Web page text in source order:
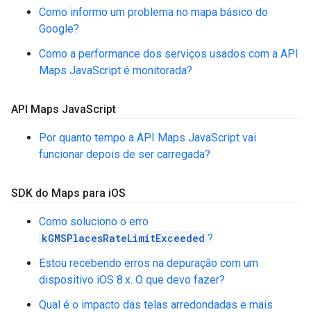
Como informo um problema no mapa básico do
Google?
Como a performance dos serviços usados com a API
Maps JavaScript é monitorada?
API Maps JavaScript
Por quanto tempo a API Maps JavaScript vai
funcionar depois de ser carregada?
SDK do Maps para iOS
Como soluciono o erro
kGMSPlacesRateLimitExceeded ?
Estou recebendo erros na depuração com um
dispositivo iOS 8.x. O que devo fazer?
Qual é o impacto das telas arredondadas e mais